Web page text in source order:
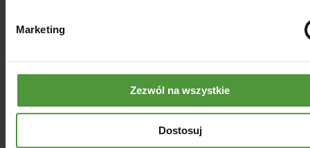
Marketing
Zezwól na wszystkie
Dostosuj